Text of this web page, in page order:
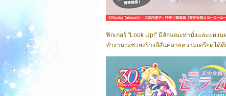
ฟิกเกอร์ "Look Up!" มีลักษณะท่านั่งและแหง
ทำงานจะช่วยสร้างสีสันคลายความเครียดได้ดี